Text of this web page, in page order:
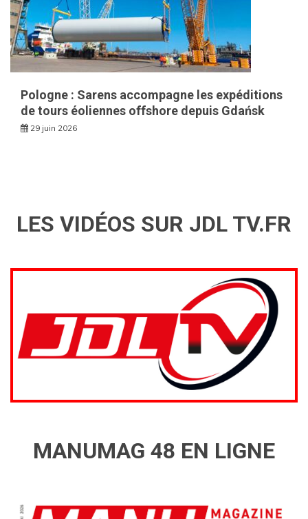
Pologne : Sarens accompagne les expéditions
de tours éoliennes offshore depuis Gdańsk
29 juin 2026
LES VIDÉOS SUR JDL TV.FR
MANUMAG 48 EN LIGNE